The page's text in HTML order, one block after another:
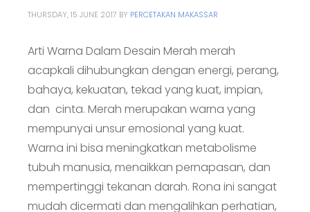
THURSDAY, 15 JUNE 2017 BY PERCETAKAN MAKASSAR
Arti Warna Dalam Desain Merah merah
acapkali dihubungkan dengan energi, perang,
bahaya, kekuatan, tekad yang kuat, impian,
dan cinta. Merah merupakan warna yang
mempunyai unsur emosional yang kuat.
Warna ini bisa meningkatkan metabolisme
tubuh manusia, menaikkan pernapasan, dan
mempertinggi tekanan darah. Rona ini sangat
mudah dicermati dan mengalihkan perhatian,